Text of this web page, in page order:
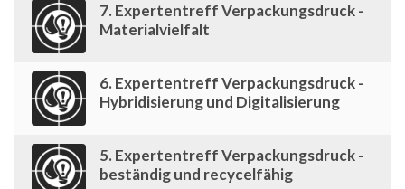
7. Expertentreff Verpackungsdruck -
Materialvielfalt
6. Expertentreff Verpackungsdruck -
Hybridisierung und Digitalisierung
5. Expertentreff Verpackungsdruck -
beständig und recycelfähig